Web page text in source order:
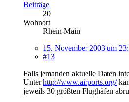
Beiträge
20
Wohnort
Rhein-Main
15. November 2003 um
#13
Falls jemanden aktuelle Daten
Unterhttp://www.airports.org/
jeweils 30 größten Flughäfen